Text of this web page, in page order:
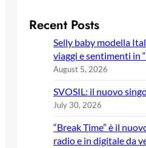
Recent Posts
Selly baby modella
viaggi e sentimenti in
August 5, 2026
SVOSIL: il nuovo
July 30, 2026
“Break Time” è il
radio e in digitale da